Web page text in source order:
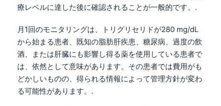
療レベルに達した後に確認されることが一般的です。.
月1回のモニタリングは、トリグリセリドが280 mg/dL
から始まる患者、既知の脂肪肝疾患、糖尿病、過度の飲
酒、または肝臓にも影響し得る薬を使用している患者で
は、依然として意味があります。その患者では費用がも
どかしいものの、得られる情報によって管理方針が変わ
る可能性があります。.